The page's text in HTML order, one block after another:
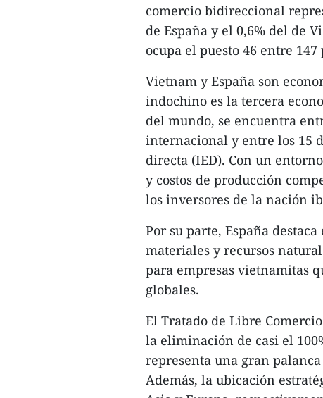
comercio bidireccional
de España y el 0,6% del de
ocupa el puesto 46 entre
Vietnam y España son
indochino es la tercera
del mundo, se encuentra
internacional y entre los 15
directa (IED). Con un
y costos de producción
los inversores de la nación
Por su parte, España
materiales y recursos
para empresas vietnamitas
globales.
El Tratado de Libre
la eliminación de casi el
representa una gran
Además, la ubicación